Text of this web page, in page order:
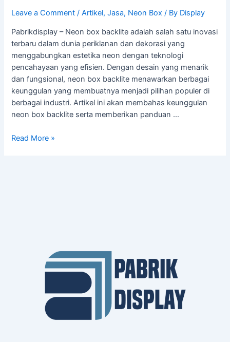
Leave a Comment /Artikel,Jasa, Neon Box / By Display
Pabrikdisplay – Neon box backlite adalah salah satu inovasi
terbaru dalam dunia periklanan dan dekorasi yang
menggabungkan estetika neon dengan teknologi
pencahayaan yang efisien. Dengan desain yang menarik
dan fungsional, neon box backlite menawarkan berbagai
keunggulan yang membuatnya menjadi pilihan populer di
berbagai industri. Artikel ini akan membahas keunggulan
neon box backlite serta memberikan panduan …
Read More »